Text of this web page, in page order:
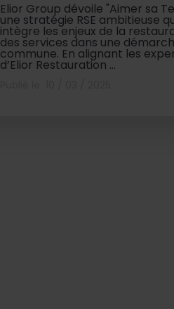
Elior Group dévoile "Aimer sa
une stratégie RSE ambitieuse
intègre les enjeux de la
des services dans une
commune. En alignant les
d’Elior Restauration ...